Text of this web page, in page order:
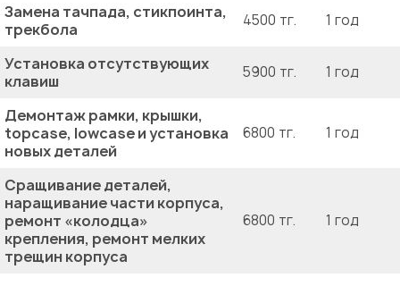
Замена тачпада, стикпоинта,
трекбола
4500 тг. 1 год
Установка отсутствующих
клавиш
5900 тг. 1 год
Демонтаж рамки, крышки,
topcase, lowcase и установка
новых деталей
6800 тг. 1 год
Сращивание деталей,
наращивание части корпуса,
ремонт «колодца»
крепления, ремонт мелких
трещин корпуса
6800 тг. 1 год